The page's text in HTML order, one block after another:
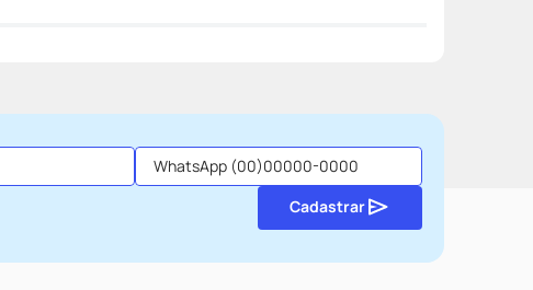
Cadastrar